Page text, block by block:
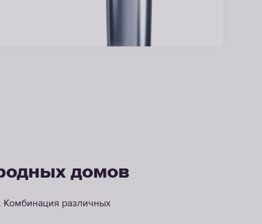
домов
Комбинация различных